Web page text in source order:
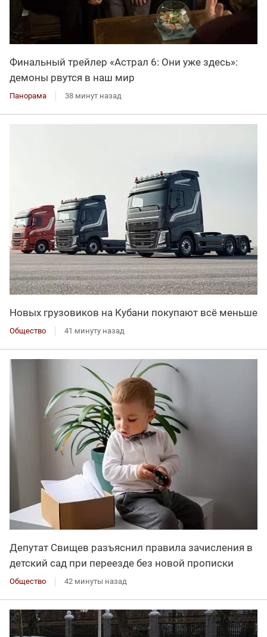
Финальный трейлер «Астрал 6: Они уже здесь»:
демоны рвутся в наш мир
Панорама 38 минут назад
Новых грузовиков на Кубани покупают всё меньше
Общество 41 минуту назад
Депутат Свищев разъяснил правила зачисления в
детский сад при переезде без новой прописки
Общество 42 минуты назад